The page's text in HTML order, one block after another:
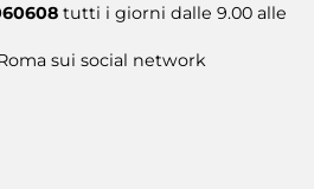
tutti i giorni dalle 9.00 alle
sui social network